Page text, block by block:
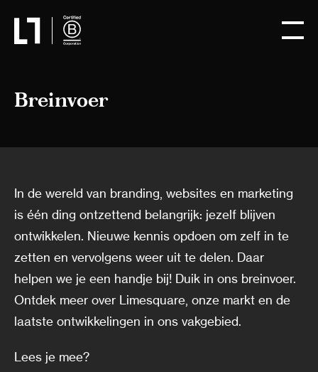
Breinvoer
In de wereld van branding, websites en marketing
is één ding ontzettend belangrijk: jezelf blijven
ontwikkelen. Nieuwe kennis opdoen om zelf in te
zetten en vervolgens weer uit te delen. Daar
helpen we je een handje bij! Duik in ons breinvoer.
Ontdek meer over Limesquare, onze markt en de
laatste ontwikkelingen in ons vakgebied.
Lees je mee?